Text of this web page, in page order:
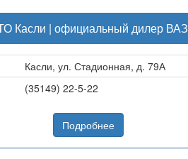
Касли | официальный дилер ВАЗ
Касли, ул. Стадионная, д. 79А
(35149) 22-5-22
Подробнее